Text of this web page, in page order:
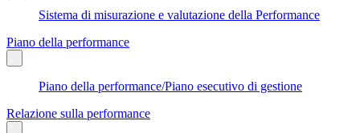
Sistema di misurazione e valutazione della Performance
Piano della performance
Piano della performance/Piano esecutivo di gestione
Relazione sulla performance